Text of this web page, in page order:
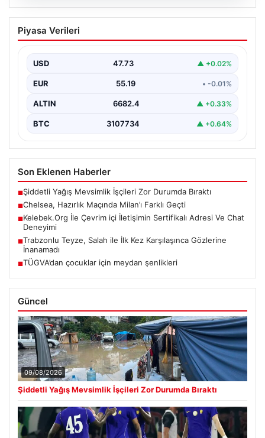
08.08.2026
Chelsea, Hazırlık Maçında Milan’ı Farklı
Geçti
sürdürdüğü dönemde önemli rakiplerinden Milan ile
karşı karşıya…
Piyasa Verileri
USD 47.73 ▲ +0.02%
EUR 55.19 • -0.01%
ALTIN 6682.4 ▲ +0.33%
BTC 3107734 ▲ +0.64%
Son Eklenen Haberler
■Şiddetli Yağış Mevsimlik İşçileri Zor Durumda Bıraktı
■Chelsea, Hazırlık Maçında Milan’ı Farklı Geçti
■Kelebek.Org İle Çevrim içi İletişimin Sertifikalı Adresi Ve Chat
Deneyimi
■Trabzonlu Teyze, Salah ile İlk Kez Karşılaşınca Gözlerine
İnanamadı
■TÜGVA’dan çocuklar için meydan şenlikleri
Güncel
09/08/2026
Şiddetli Yağış Mevsimlik İşçileri Zor Durumda Bıraktı